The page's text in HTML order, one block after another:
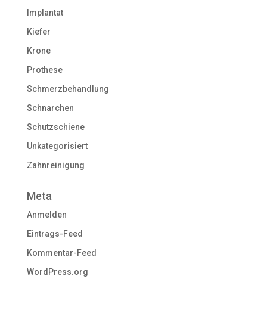
Implantat
Kiefer
Krone
Prothese
Schmerzbehandlung
Schnarchen
Schutzschiene
Unkategorisiert
Zahnreinigung
Meta
Anmelden
Eintrags-Feed
Kommentar-Feed
WordPress.org